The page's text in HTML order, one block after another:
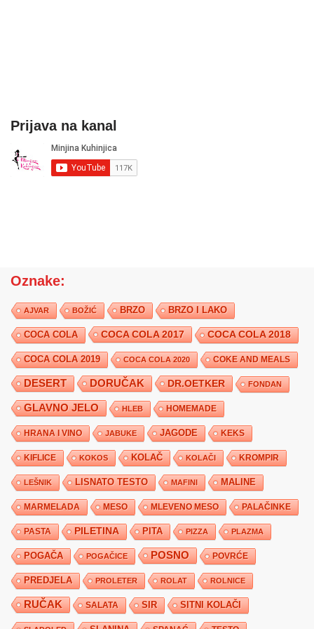
Prijava na kanal
Oznake:
AJVAR BOŽIĆ BRZO BRZO I LAKO
COCA COLA COCA COLA 2017 COCA COLA 2018
COCA COLA 2019 COCA COLA 2020 COKE AND MEALS
DESERT DORUČAK DR.OETKER FONDAN
GLAVNO JELO HLEB HOMEMADE
HRANA I VINO JABUKE JAGODE KEKS
KIFLICE KOKOS KOLAČ KOLAČI KROMPIR
LEŠNIK LISNATO TESTO MAFINI MALINE
MARMELADA MESO MLEVENO MESO PALAČINKE
PASTA PILETINA PITA PIZZA PLAZMA
POGAČA POGAČICE POSNO POVRĆE
PREDJELA PROLETER ROLAT ROLNICE
RUČAK SALATA SIR SITNI KOLAČI